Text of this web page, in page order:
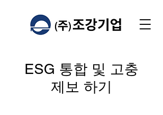
ESG 통합 및 고충
제보 하기